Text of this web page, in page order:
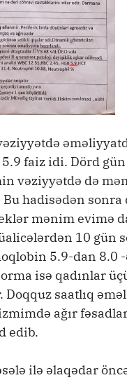
faiz idi. Dörd gün
vəziyyətdə də
hadisədən sonra
mənim evimə
10 gün
5.9-dan 8.0
isə qadınlar
Doqquz saatlıq
ağır
edib.
ilə əlaqədar